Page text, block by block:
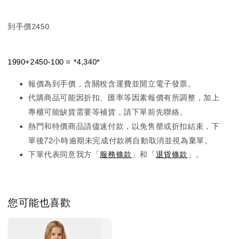
到手價2450
1990+2450-100 = *4,340*
報價為到手價，含關稅含運費並開立電子發票。
代購商品可能因折扣、匯率等因素報價有所調整，加上
專櫃可能缺貨需要等補貨，請下單前先聯絡。
熱門和特價商品請儘速付款，以免售罄或折扣結束，下
單後72小時逾期未完成付款將自動取消並視為棄單。
下單代表同意我方「服務條款 」和「退貨條款 」。
您可能也喜歡